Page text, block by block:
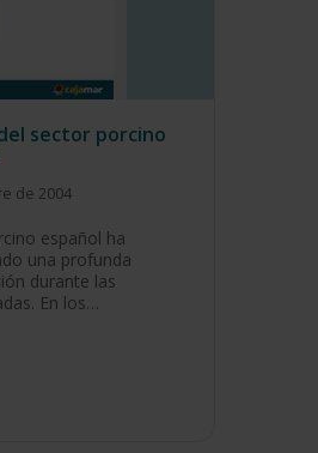
sector porcino
de 2004
español ha
una profunda
durante las
En los…